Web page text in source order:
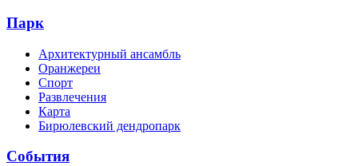
Парк
Архитектурный ансамбль
Оранжереи
Спорт
Развлечения
Карта
Бирюлевский дендропарк
События